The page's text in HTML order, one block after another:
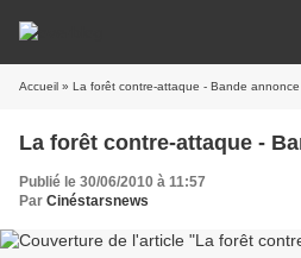
Accueil » La forêt contre-attaque - Bande annonce
La forêt contre-attaque -
Publié le 30/06/2010 à 11:57
Par Cinéstarsnews